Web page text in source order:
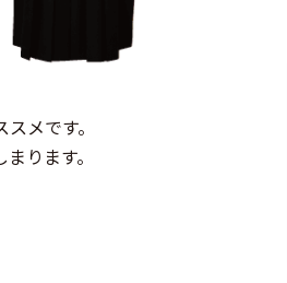
メです。
ります。